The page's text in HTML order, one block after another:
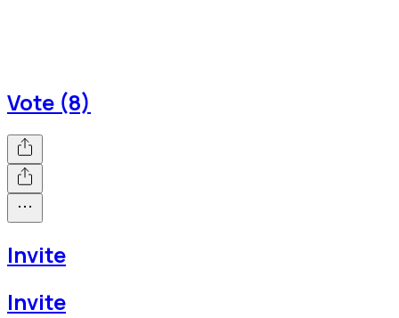
Vote (8)
Invite
Invite